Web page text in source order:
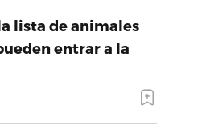
lista de animales
entrar a la